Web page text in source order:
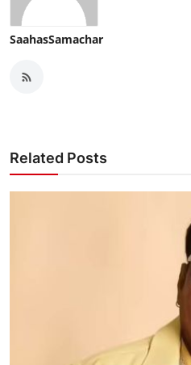
SaahasSamachar
Related Posts